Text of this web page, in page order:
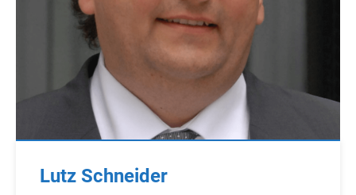
Lutz Schneider